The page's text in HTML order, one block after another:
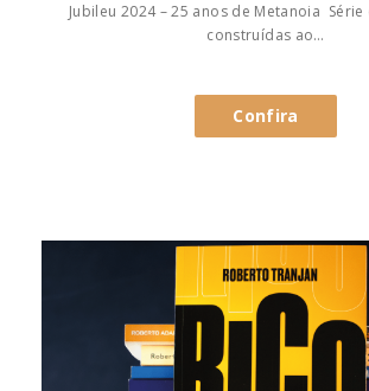
Jubileu 2024 – 25 anos de Metanoia
construídas ao…
Confira